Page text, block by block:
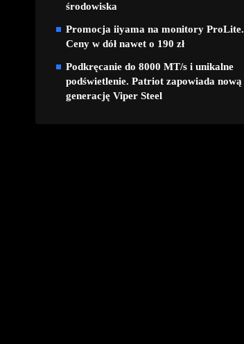
środowiska
Promocja iiyama na monitory ProLite.
Ceny w dół nawet o 190 zł
Podkręcanie do 8000 MT/s i unikalne
podświetlenie. Patriot zapowiada nową
generację Viper Steel